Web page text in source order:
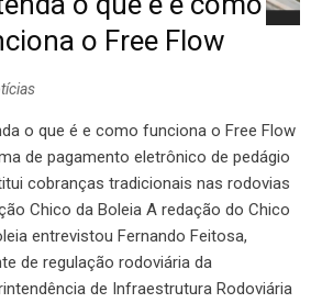
o Free Flow
o que é e como funciona o Free Flow
de pagamento eletrônico de pedágio
cobranças tradicionais nas rodovias
Chico da Boleia A redação do Chico
entrevistou Fernando Feitosa,
de regulação rodoviária da
de Infraestrutura Rodoviária